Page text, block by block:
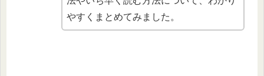
やすくまとめてみました。